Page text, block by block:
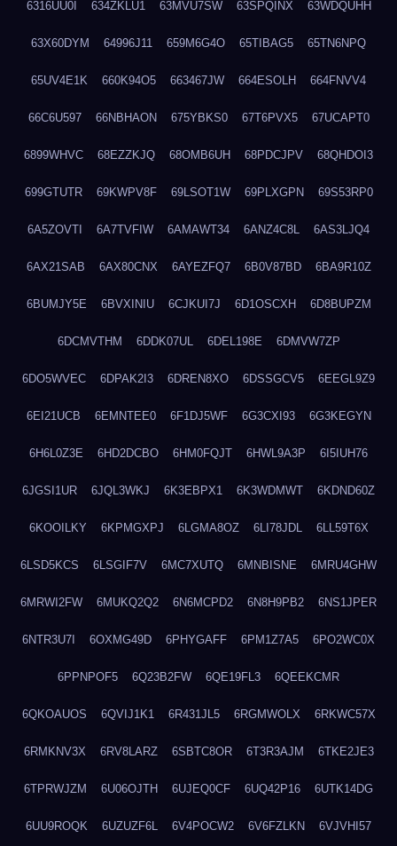
6316UU0I 634ZKLU1 63MVU7SW 63SPQINX 63WDQUHH
63X60DYM 64996J11 659M6G4O 65TIBAG5 65TN6NPQ
65UV4E1K 660K94O5 663467JW 664ESOLH 664FNVV4
66C6U597 66NBHAON 675YBKS0 67T6PVX5 67UCAPT0
6899WHVC 68EZZKJQ 68OMB6UH 68PDCJPV 68QHDOI3
699GTUTR 69KWPV8F 69LSOT1W 69PLXGPN 69S53RP0
6A5ZOVTI 6A7TVFIW 6AMAWT34 6ANZ4C8L 6AS3LJQ4
6AX21SAB 6AX80CNX 6AYEZFQ7 6B0V87BD 6BA9R10Z
6BUMJY5E 6BVXINIU 6CJKUI7J 6D1OSCXH 6D8BUPZM
6DCMVTHM 6DDK07UL 6DEL198E 6DMVW7ZP
6DO5WVEC 6DPAK2I3 6DREN8XO 6DSSGCV5 6EEGL9Z9
6EI21UCB 6EMNTEE0 6F1DJ5WF 6G3CXI93 6G3KEGYN
6H6L0Z3E 6HD2DCBO 6HM0FQJT 6HWL9A3P 6I5IUH76
6JGSI1UR 6JQL3WKJ 6K3EBPX1 6K3WDMWT 6KDND60Z
6KOOILKY 6KPMGXPJ 6LGMA8OZ 6LI78JDL 6LL59T6X
6LSD5KCS 6LSGIF7V 6MC7XUTQ 6MNBISNE 6MRU4GHW
6MRWI2FW 6MUKQ2Q2 6N6MCPD2 6N8H9PB2 6NS1JPER
6NTR3U7I 6OXMG49D 6PHYGAFF 6PM1Z7A5 6PO2WC0X
6PPNPOF5 6Q23B2FW 6QE19FL3 6QEEKCMR
6QKOAUOS 6QVIJ1K1 6R431JL5 6RGMWOLX 6RKWC57X
6RMKNV3X 6RV8LARZ 6SBTC8OR 6T3R3AJM 6TKE2JE3
6TPRWJZM 6U06OJTH 6UJEQ0CF 6UQ42P16 6UTK14DG
6UU9ROQK 6UZUZF6L 6V4POCW2 6V6FZLKN 6VJVHI57